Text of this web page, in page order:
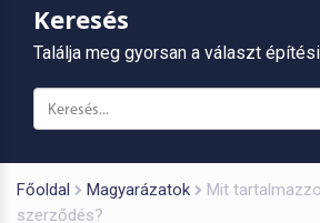
Keresés
Találja meg gyorsan a választ
Főoldal Magyarázatok
Mit
szerződés?